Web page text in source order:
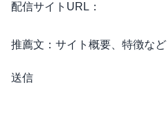
配信サイトURL：
推薦文： サイト概要、特徴など